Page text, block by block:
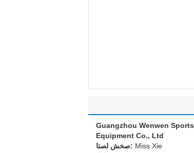
Guangzhou Wenwen Sports
Equipment Co., Ltd
اتصل شخص: Miss Xie